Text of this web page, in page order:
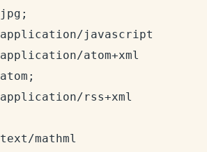
jpg;
application/javascript
application/atom+xml
atom;
application/rss+xml
text/mathml